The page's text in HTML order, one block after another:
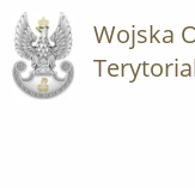
Wojska